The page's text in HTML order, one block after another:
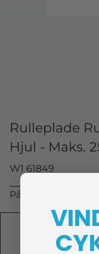
Rulleplade
Hjul - Maks.
W1 61849
På lager (lev. 1-2
269,00